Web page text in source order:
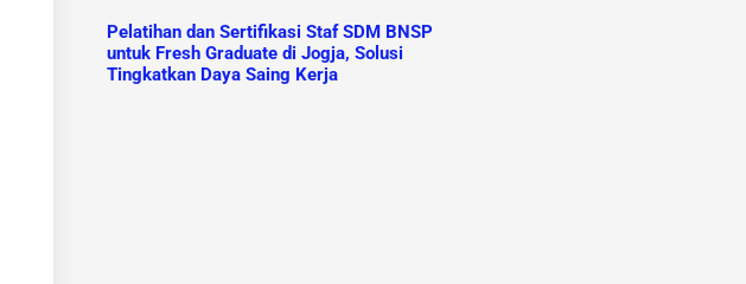
Pelatihan dan Sertifikasi Staf SDM BNSP
untuk Fresh Graduate di Jogja, Solusi
Tingkatkan Daya Saing Kerja